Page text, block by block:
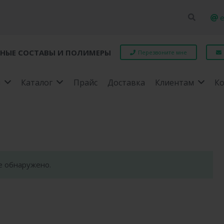
СОСТАВЫ И ПОЛИМЕРЫ Перезвоните мне
Каталог Прайс Доставка Клиентам
обнаружено.